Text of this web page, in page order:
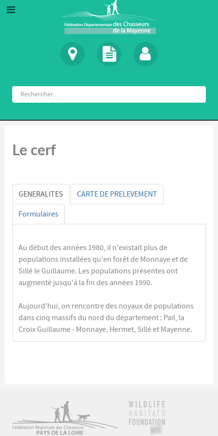
Le cerf
GENERALITES CARTE DE PRELEVEMENT
Formulaires
Au début des années 1980, il n'existait plus de
populations installées qu'en forêt de Monnaye et de
Sillé le Guillaume. Les populations présentes ont
augmenté jusqu'à la fin des années 1990.
Aujourd'hui, on rencontre des noyaux de populations
dans cinq massifs du nord du département : Pail, la
Croix Guillaume - Monnaye, Hermet, Sillé et Mayenne.